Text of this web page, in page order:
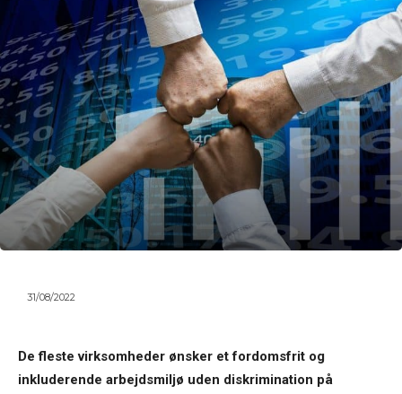
31/08/2022
De fleste virksomheder ønsker et fordomsfrit og
inkluderende arbejdsmiljø uden diskrimination på